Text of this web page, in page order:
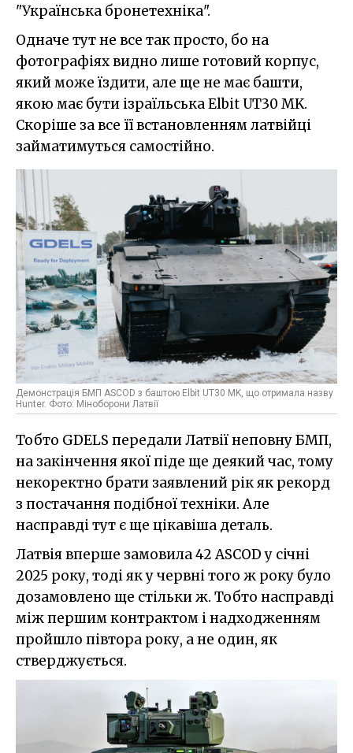
"Українська бронетехніка".
Одначе тут не все так просто, бо на
фотографіях видно лише готовий корпус,
який може їздити, але ще не має башти,
якою має бути ізраїльська Elbit UT30 MK.
Скоріше за все її встановленням латвійці
займатимуться самостійно.
Демонстрація БМП ASCOD з баштою Elbit UT30 MK, що отримала назву
Hunter. Фото: Міноборони Латвії
Тобто GDELS передали Латвії неповну БМП,
на закінчення якої піде ще деякий час, тому
некоректно брати заявлений рік як рекорд
з постачання подібної техніки. Але
насправді тут є ще цікавіша деталь.
Латвія вперше замовила 42 ASCOD у січні
2025 року, тоді як у червні того ж року було
дозамовлено ще стільки ж. Тобто насправді
між першим контрактом і надходженням
пройшло півтора року, а не один, як
стверджується.